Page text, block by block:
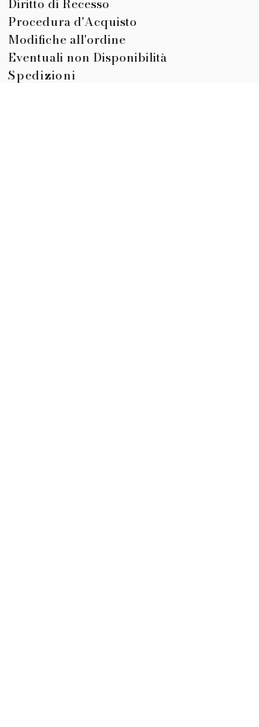
Procedura d'Acquisto
Modifiche all'ordine
Eventuali non Disponibilità
Spedizioni